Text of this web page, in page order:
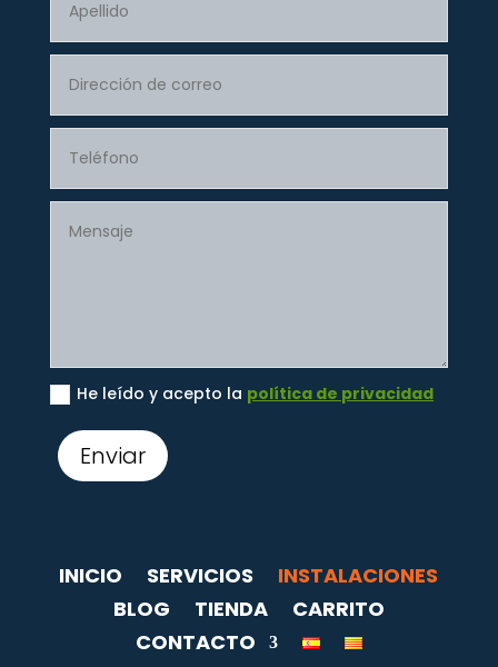
He leído y acepto la política de privacidad
Enviar
INICIO SERVICIOS
INSTALACIONES
BLOG
TIENDA
CARRITO
CONTACTO